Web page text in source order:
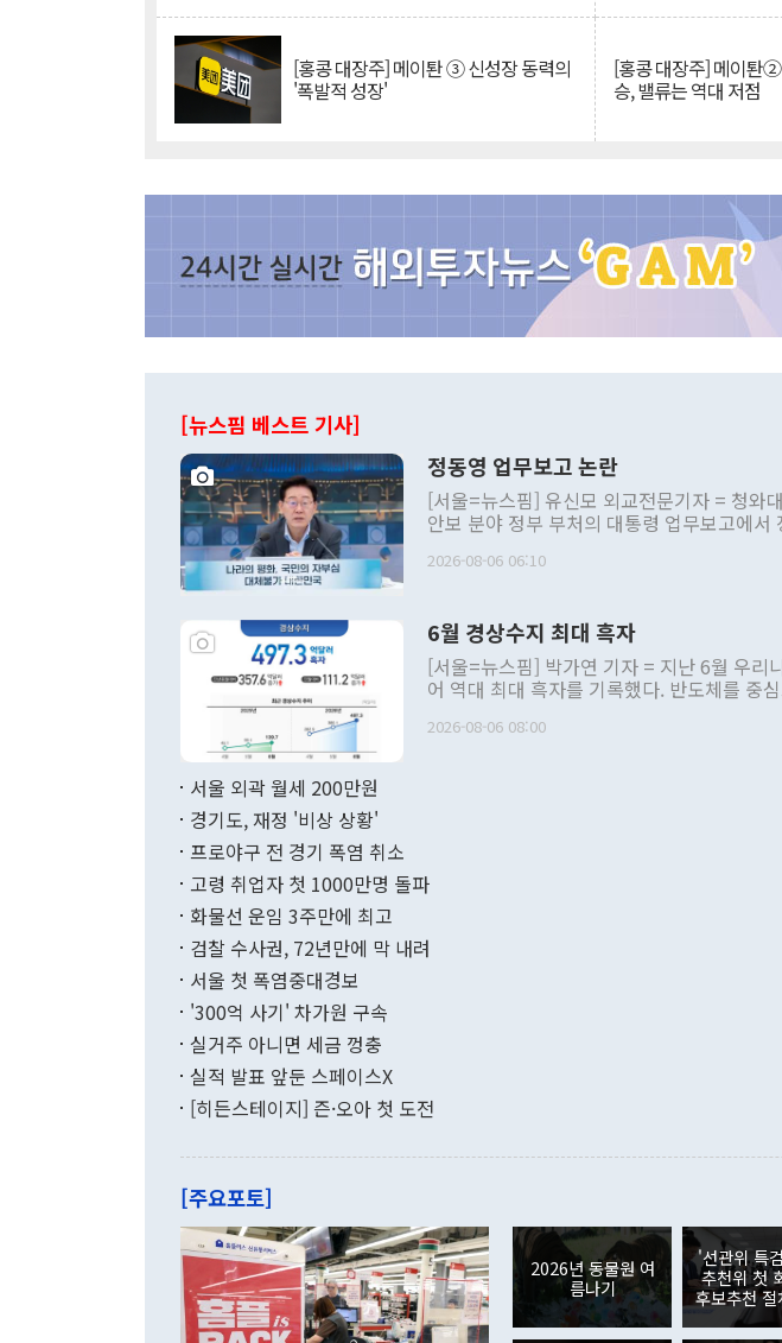
[홍콩 대장주] 메이퇀 ③ 신성장 동력의
'폭발적 성장'
[홍콩 대장주] 메이퇀
승, 밸류는 역대 저점
[뉴스핌 베스트 기사]
정동영 업무보고 논란
[서울=뉴스핌] 유신모 외교전문기자 = 청와
안보 분야 정부 부처의 대통령 업무보고에
발언 중에는 정부 내 조율을 거치지 않은 사
주의적 희망에 근거한 비현실적 구상'이라는
관의 대북 정책 관련 발언이 물의를 빚은 적
관 부처 장관이 공개적으로 부정적 입장을
관의 무리한 대북 접근법과 월권을 제어해야
다. [정동영 통일부 장관이 지난달 23일 오후 서울 종로구 정부서울청사에
무너졌다고도 했다. 또 "현 시점에서 흘러간
함께 4자 대화의 동력을 확보하기 위해 최선
"우리의 선의대로 하는 게 과연 한반도의 평
관은 업무보고 사후 브리핑에서 정 장관이
이 9월 러시아 블라디보스토크에서 열리는 '
며 "정부 차원에서 (참석을) 검토하고 있다"
은 "그것은 외교부의 몫"이라며 "아직 거기
잘랐다. 정 장관이 이날 소개한 대북 구상과
않았다는 점에서 문제가 있다. 특히 주적 표
사합의 복원, 4자회담 추진 등은 통일부 장
2026-08-06 06:10
6월 경상수지 최대 흑자
[서울=뉴스핌] 박가연 기자 = 지난 6월 우리
어 역대 최대 흑자를 기록했다. 반도체를 중
료=한국은행] 한국은행이 6일 발표한 '2026년 6월 국제수지(잠정)'에 따르
며 월간 기준 처음으로 1000억달러를 넘어
196.9% 급증했고 컴퓨터·주변기기(SSD)는
수출은 160.4% 늘었으며 비IT 품목도 ▲석
기록했지만 지식재산권사용료수지는 전월
로 전환됐다. 본원소득수지는 배당소득을 중
는 배당수입이 늘어난 데다 전월 분기배당
였던 올해 3월(369억9000만달러)을 넘어선
인의 해외투자가 80억1000만달러, 외국인
각각 증가했다. 증권투자에서는 외국인의 국
국인의 국내 주식 투자는 차익실현 매도 등
감소하며 전월(-310억5000만달러)에 이어
2026-08-06 08:00
서울 외곽 월세 200만원
경기도, 재정 '비상 상황'
프로야구 전 경기 폭염 취소
고령 취업자 첫 1000만명 돌파
화물선 운임 3주만에 최고
검찰 수사권, 72년만에 막 내려
서울 첫 폭염중대경보
'300억 사기' 차가원 구속
실거주 아니면 세금 껑충
실적 발표 앞둔 스페이스X
[히든스테이지] 즌·오아 첫 도전
[주요포토]
2026년 동물원 여
름나기
'선관위 특
추천위 첫
후보추천